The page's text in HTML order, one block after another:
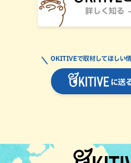
に送
OKITIVEで取材してほしい